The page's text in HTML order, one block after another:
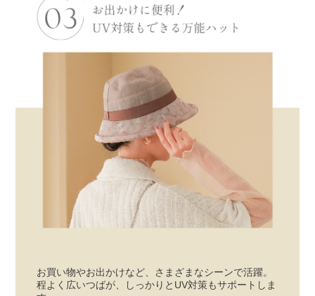
お買い物やお出かけなど、さまざまなシーンで活躍。
程よく広いつばが、しっかりとUV対策もサポートしま